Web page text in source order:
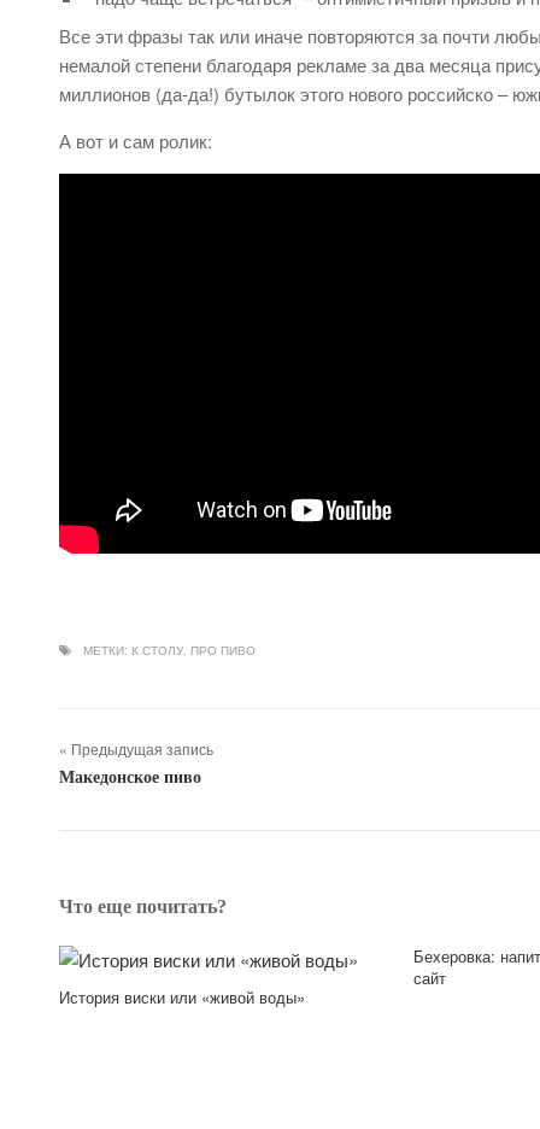
Все эти фразы так или иначе повторяются за почти
немалой степени благодаря рекламе за два месяца
миллионов (да-да!) бутылок этого нового российско –
А вот и сам ролик:
МЕТКИ: К СТОЛУ ПРО ПИВО
« Предыдущая запись
Македонское пиво
Что еще почитать?
История виски или «живой воды»
Бехеровка:
сайт